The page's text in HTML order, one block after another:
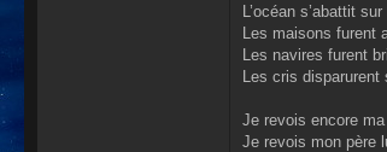
L’océan s’abattit
Les maisons furent
Les navires furent
Les cris disparurent
Je revois encore
Je revois mon père